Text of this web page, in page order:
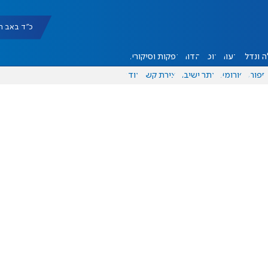
כ"ד באב תשפ"ו
ונדל"ן דעות אוכל יהדות הפקות וסיקורים
ספורט פורומים אתר ישיבה יצירת קשר עוד